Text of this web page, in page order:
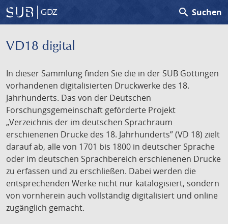
GDZ search Suchen
VD18 digital
In dieser Sammlung finden Sie die in der SUB Göttingen
vorhandenen digitalisierten Druckwerke des 18.
Jahrhunderts. Das von der Deutschen
Forschungsgemeinschaft geförderte Projekt
„Verzeichnis der im deutschen Sprachraum
erschienenen Drucke des 18. Jahrhunderts” (VD 18) zielt
darauf ab, alle von 1701 bis 1800 in deutscher Sprache
oder im deutschen Sprachbereich erschienenen Drucke
zu erfassen und zu erschließen. Dabei werden die
entsprechenden Werke nicht nur katalogisiert, sondern
von vornherein auch vollständig digitalisiert und online
zugänglich gemacht.